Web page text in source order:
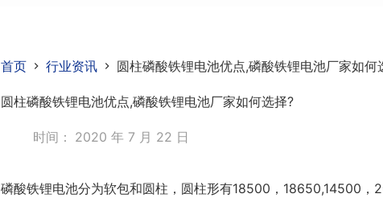
首页 行业资讯 圆柱磷酸铁锂电池优点,磷酸铁锂电池厂家如何
圆柱磷酸铁锂电池优点,磷酸铁锂电池厂家如何选择?
时间： 2020 年 7 月 22 日
磷酸铁锂电池分为软包和圆柱，圆柱形有18500，18650,14500